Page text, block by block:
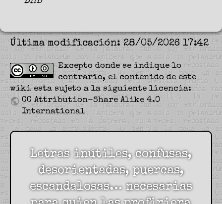
Última modificación: 28/05/2026 17:42
Excepto donde se indique lo
contrario, el contenido de este
wiki esta sujeto a la siguiente licencia:
CC Attribution-Share Alike 4.0
International
Letras inútiles, confusas,
desorientadas, puercas,
escandalosas… necesarias